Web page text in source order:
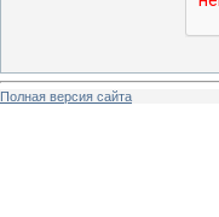
Полная версия сайта